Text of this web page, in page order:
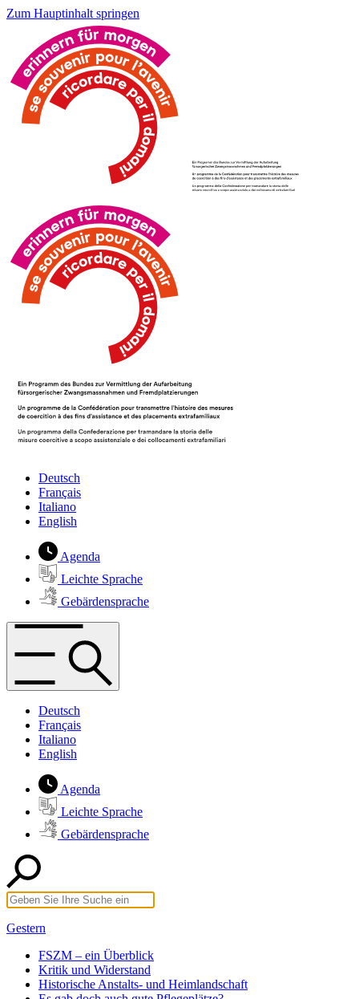
Zum Hauptinhalt springen
Deutsch
Français
Italiano
English
Agenda
Leichte Sprache
Gebärdensprache
Deutsch
Français
Italiano
English
Agenda
Leichte Sprache
Gebärdensprache
Gestern
FSZM – ein Überblick
Kritik und Widerstand
Historische Anstalts- und Heimlandschaft